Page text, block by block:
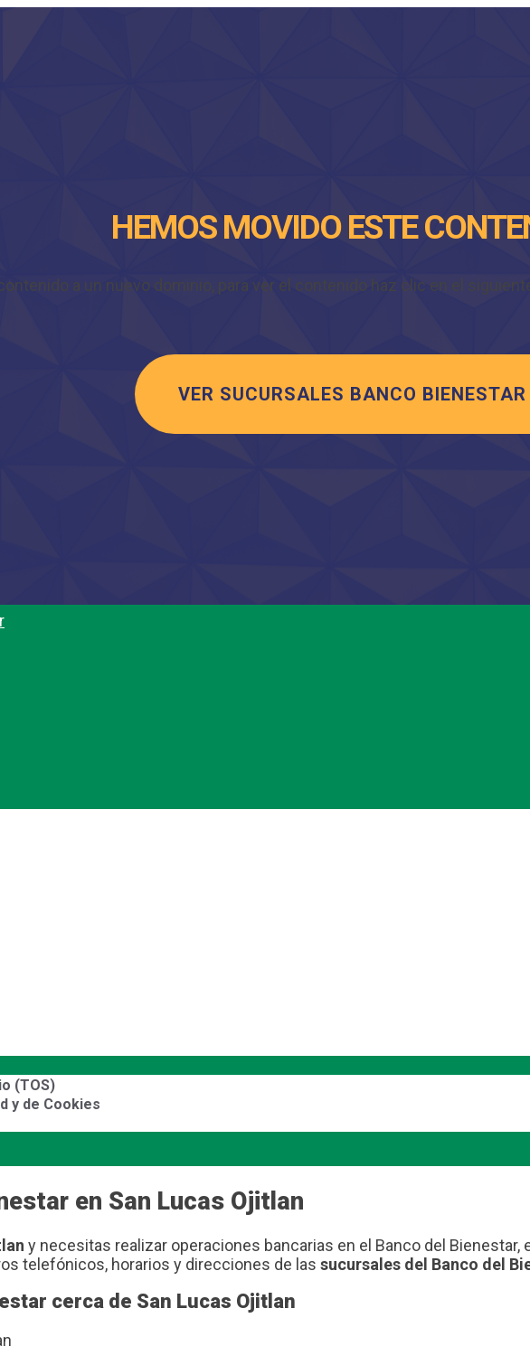
HEMOS MOVIDO ESTE
a un nuevo dominio, para ver el contenido haz clic en el
VER SUCURSALES BANCO BIENESTAR
(TOS)
y de Cookies
en San Lucas Ojitlan
y necesitas realizar operaciones bancarias en el Banco del
telefónicos, horarios y direcciones de las sucursales del Banco del
cerca de San Lucas Ojitlan